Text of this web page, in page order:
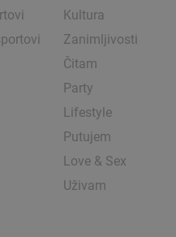
Kultura
Zanimljivosti
Čitam
Party
Lifestyle
Putujem
Love & Sex
Uživam